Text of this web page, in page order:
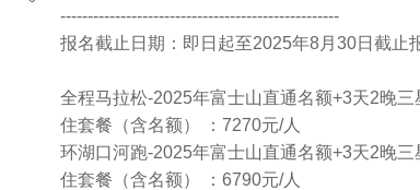
---------------------------------------------------
报名截止日期：即日起至2025年8月30日截止
全程马拉松-2025年富士山直通名额+3天2晚
住套餐（含名额） ：7270元/人
环湖口河跑-2025年富士山直通名额+3天2晚
住套餐（含名额） ：6790元/人